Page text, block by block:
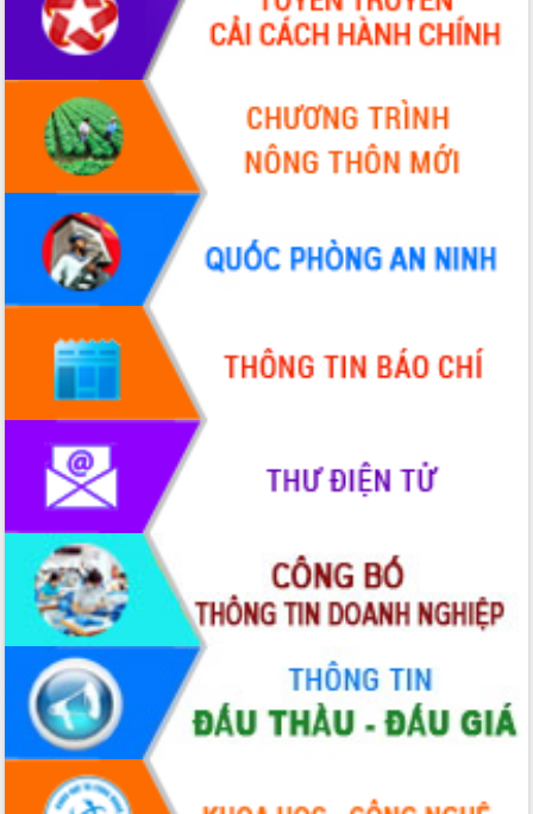
Thứ trưởng Bộ Y tế làm việc với tỉnh
Đắk Lắk về phát triển nhân lực y tế
Du lịch Đắk Lắk nâng tầm trải nghiệm
du khách thông qua Hệ thống cơ sở dữ
liệu và Bản đồ số
Tập huấn ứng dụng trí tuệ nhân tạo (AI)
trong thương mại điện tử năm 2026
Đoàn đại biểu Quốc hội tỉnh Đắk Lắk
trao đổi thông tin trước Kỳ họp thứ
nhất, Quốc hội khóa XVI
Quyết liệt cải cách hành chính, khơi
thông nguồn lực phát triển
Nâng cao hiệu lực, hiệu quả HĐND
tỉnh thông qua hiện đại hóa hành chính
Xã Ea Phê gắn cải cách hành chính với
Phó Chủ tịch Thường trực UBND tỉnh
Hồ Thị Nguyên Thảo làm việc tại Trung
tâm Phục vụ hành chính công xã Ea
Phê
Xây dựng nền hành chính số đồng
hành cùng nông dân dân, doanh nghiệp
Giai đoạn 2026-2030, Đắk Lắk phấn
đấu có 77% xã đạt chuẩn nông thôn
mới
Chuyển đổi số 'mở đường' cho nông
nghiệp Đắk Lắk tăng trưởng bứt phá
Triển khai đồng bộ đo đạc, lập hồ sơ
địa chính, hoàn thiện cơ sở dữ liệu đất